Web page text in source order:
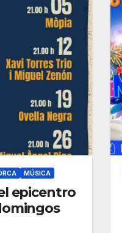
MÚSICA
epicentro